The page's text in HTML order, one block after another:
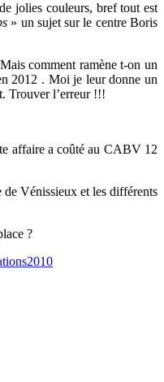
jolies couleurs, bref tout est
» un sujet sur le centre Boris
comment ramène t-on un
2012 . Moi je leur donne un
Trouver l’erreur !!!
affaire a coûté au CABV 12
de Vénissieux et les différents
?